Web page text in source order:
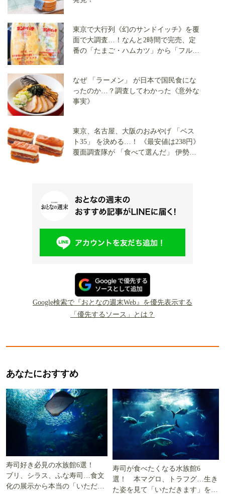
東京で大行列《幻のサンドイッチ》を覆
面で大調査…！なんと2時間で完売、定
番の「たまご・ハムカツ」から「フルー
なぜ 「ラーメン」 が日本で国民食にな
ったのか…？調査してわかった《意外な
事実》
東京、名古屋、大阪のおみやげ 「ベス
ト35」 を決める…！ 《最安値は238円》
覆面調査隊が 「食べて選んだ」 伊勢
Google検索で『おとなの週末Web』を優先表示する
「優先するソース」とは？
あなたにおすすめ
寿司好き必見の水族館6選！
ブリ、シラス、ふな寿司…食文
化の展示から本当の「いただき
寿司が食べたくなる水族館6
選！ 本マグロ、トラフグ…生き
た姿を見て「いただきます」を考